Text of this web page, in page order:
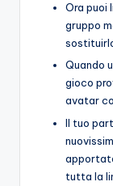
Ora puoi
gruppo
Quando
gioco
avatar
Il tuo
tutta la